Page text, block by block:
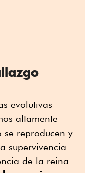
evolutivas
altamente
reproducen y
supervivencia
de la reina